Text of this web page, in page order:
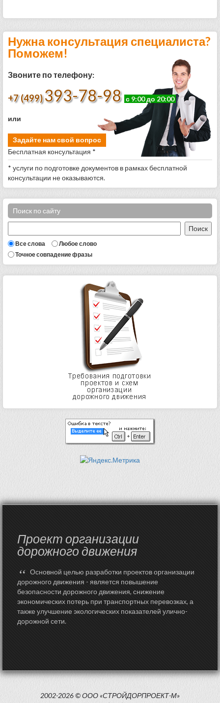
Нужна консультация специалиста?
Поможем!
Звоните по телефону:
+7 (499) 393-78-98 с 9:00 до 20:00
или
Задайте нам свой вопрос
Бесплатная консультация *
* услуги по подготовке документов в рамках бесплатной
консультации не оказываются.
Поиск по сайту
Все слова
Любое слово
Точное совпадение фразы
Проект организации
дорожного движения
“ Основной целью разработки проектов организации
дорожного движения - является повышение
безопасности дорожного движения, снижение
экономических потерь при транспортных перевозках, а
также улучшение экологических показателей улично-
дорожной сети.
2002-2026 © ООО «СТРОЙДОРПРОЕКТ-М»